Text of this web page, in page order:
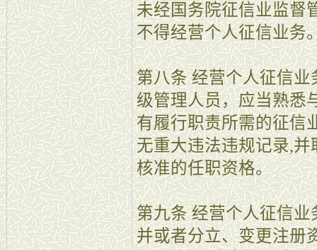
未经国务院征信业监督
不得经营个人征信业务
第八条 经营个人征信
级管理人员，应当熟悉
有履行职责所需的征信
无重大违法违规记录,
核准的任职资格。
第九条 经营个人征信
并或者分立、变更注册